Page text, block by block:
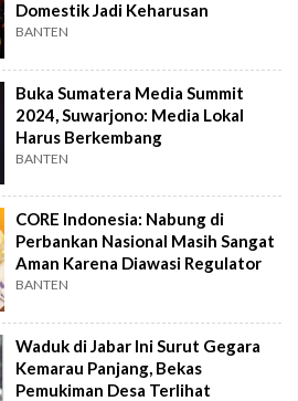
Domestik Jadi Keharusan
BANTEN
Buka Sumatera Media Summit
2024, Suwarjono: Media Lokal
Harus Berkembang
BANTEN
CORE Indonesia: Nabung di
Perbankan Nasional Masih Sangat
Aman Karena Diawasi Regulator
BANTEN
Waduk di Jabar Ini Surut Gegara
Kemarau Panjang, Bekas
Pemukiman Desa Terlihat